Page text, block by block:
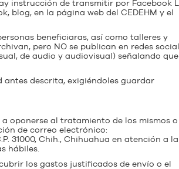
instrucción de transmitir por Facebook
blog, en la página web del CEDEHM y el
beneficiaras, así como talleres y
pero NO se publican en redes
de audio y audiovisual) señalando que
descrita, exigiéndoles guardar
oponerse al tratamiento de los mismos o
de correo electrónico:
31000, Chih., Chihuahua en atención a la
hábiles.
los gastos justificados de envío o el